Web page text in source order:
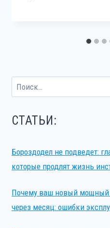
Найти:
СТАТЬИ:
Бороздодел не подведет:
которые продлят жизнь
Почему ваш новый мощный
через месяц: ошибки